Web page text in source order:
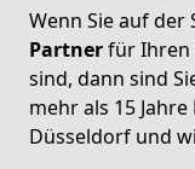
Wenn Sie auf der
Partnerfür Ihren
sind, dann sind
mehr als 15
Düsseldorf und